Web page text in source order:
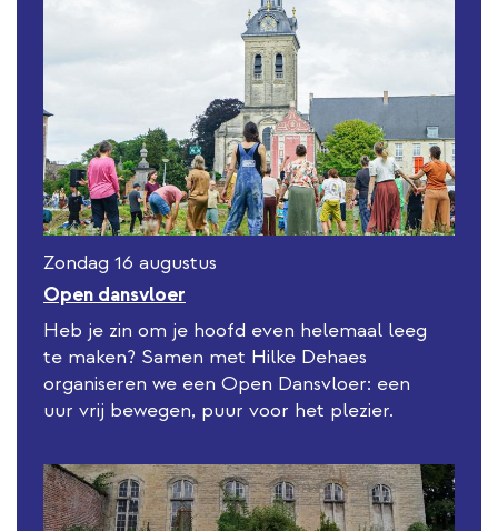
Zondag 16 augustus
Open dansvloer
Heb je zin om je hoofd even helemaal leeg
te maken? Samen met Hilke Dehaes
organiseren we een Open Dansvloer: een
uur vrij bewegen, puur voor het plezier.